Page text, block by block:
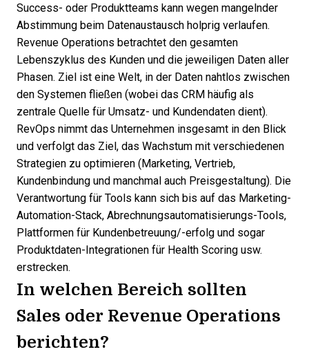
Success- oder Produktteams kann wegen mangelnder
Abstimmung beim Datenaustausch holprig verlaufen.
Revenue Operations betrachtet den gesamten
Lebenszyklus des Kunden und die jeweiligen Daten aller
Phasen. Ziel ist eine Welt, in der Daten nahtlos zwischen
den Systemen fließen (wobei das CRM häufig als
zentrale Quelle für Umsatz- und Kundendaten dient).
RevOps nimmt das Unternehmen insgesamt in den Blick
und verfolgt das Ziel, das Wachstum mit verschiedenen
Strategien zu optimieren (Marketing, Vertrieb,
Kundenbindung und manchmal auch Preisgestaltung). Die
Verantwortung für Tools kann sich bis auf das Marketing-
Automation-Stack, Abrechnungsautomatisierungs-Tools,
Plattformen für Kundenbetreuung/-erfolg und sogar
Produktdaten-Integrationen für Health Scoring usw.
erstrecken.
In welchen Bereich sollten
Sales oder Revenue Operations
berichten?